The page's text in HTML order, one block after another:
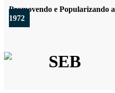
Promovendo e Popularizando
1972
SEB